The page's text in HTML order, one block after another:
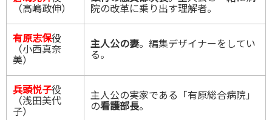
（高嶋政伸）
院の改革に乗り出す理解者。
有原志保役
（小西真奈
美）
主人公の妻。編集デザイナーをしてい
る。
兵頭悦子役
（浅田美代
子）
主人公の実家である「有原総合病院」
の看護部長。